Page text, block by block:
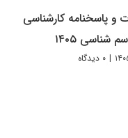
و پاسخنامه کارشناسی
شناسی ۱۴۰۵
| ۰ دیدگاه